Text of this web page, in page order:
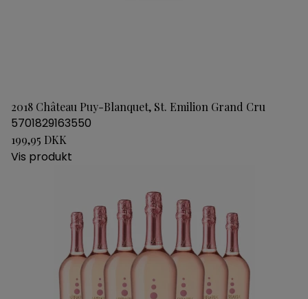
2018 Château Puy-Blanquet, St. Emilion Grand Cru
5701829163550
199,95 DKK
Vis produkt